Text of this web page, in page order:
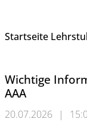
Startseite
Wichtige
AAA
20.07.2026 |